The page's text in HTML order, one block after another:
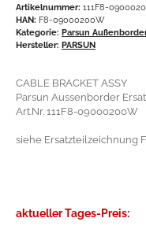
Artikelnummer: 111F8-
HAN: F8-09000200W
Kategorie: Parsun
Hersteller: PARSUN
CABLE BRACKET ASSY
Parsun Aussenborder
Art.Nr. 111F8-09000200W
siehe Ersatzteilzeichnung
aktueller Tages-Preis: